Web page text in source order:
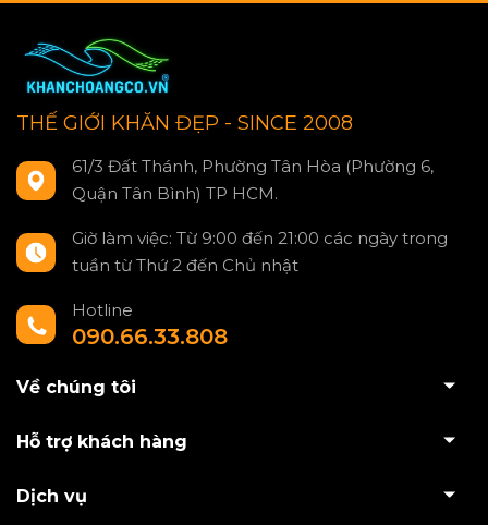
THẾ GIỚI KHĂN ĐẸP - SINCE 2008
61/3 Đất Thánh, Phường Tân Hòa (Phường 6,
Quận Tân Bình) TP HCM.
Giờ làm việc: Từ 9:00 đến 21:00 các ngày trong
tuần từ Thứ 2 đến Chủ nhật
Hotline
090.66.33.808
Về chúng tôi
Hỗ trợ khách hàng
Dịch vụ